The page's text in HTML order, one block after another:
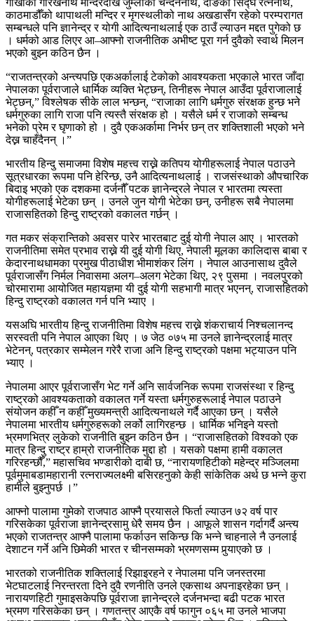
गोर्खाको गोरखनाथ मन्दिरदेखि जुम्लाको चन्दननाथ, दाङको सिद्घ रत्ननाथ,
काठमाडौँको थापाथली मन्दिर र मृगस्थलीको नाथ अखडासँग रहेको परम्परागत
सम्बन्धले पनि ज्ञानेन्द्र र योगी आदित्यनाथलाई एक ठाउँ ल्याउन मद्दत पुगेको छ
। धर्मको आड लिएर आ–आफ्नो राजनीतिक अभीष्ट पूरा गर्न दुवैको स्वार्थ मिलन
भएको बुझ्न कठिन छैन ।
“राजतन्त्रको अन्त्यपछि एकअर्कालाई टेकोको आवश्यकता भएकाले भारत जाँदा
नेपालका पूर्वराजाले धार्मिक व्यक्ति भेट्छन्, तिनीहरू नेपाल आउँदा पूर्वराजालाई
भेट्छन्,” विश्लेषक सीके लाल भन्छन्, “राजाका लागि धर्मगुरु संरक्षक हुन्छ भने
धर्मगुरुका लागि राजा पनि त्यस्तै संरक्षक हो । यसैले धर्म र राजाको सम्बन्ध
भनेको प्रेम र घृणाको हो । दुवै एकअर्कामा निर्भर छन् तर शक्तिशाली भएको भने
देख्न चाहँदैनन् ।”
भारतीय हिन्दु समाजमा विशेष महत्त्व राख्ने कतिपय योगीहरूलाई नेपाल पठाउने
सूत्रधारका रूपमा पनि हेरिन्छ, उनै आदित्यनाथलाई । राजसंस्थाको औपचारिक
बिदाइ भएको एक दशकमा दर्जनौँ पटक ज्ञानेन्द्रले नेपाल र भारतमा त्यस्ता
योगीहरूलाई भेटेका छन् । उनले जुन योगी भेटेका छन्, उनीहरू सबै नेपालमा
राजासहितको हिन्दु राष्ट्रको वकालत गर्छन् ।
गत मकर संक्रान्तिको अवसर पारेर भारतबाट दुई योगी नेपाल आए । भारतको
राजनीतिमा समेत प्रभाव राख्ने यी दुई योगी थिए, नेपाली मूलका कालिदास बाबा र
केदारनाथधामका प्रमुख पीठाधीश भीमाशंकर लिंग । नेपाल आउनासाथ दुवैले
पूर्वराजासँग निर्मल निवासमा अलग–अलग भेटेका थिए, २९ पुसमा । नवलपुरको
चोरमारामा आयोजित महायज्ञमा यी दुई योगी सहभागी मात्र भएनन्, राजासहितको
हिन्दु राष्ट्रको वकालत गर्न पनि भ्याए ।
यसअघि भारतीय हिन्दु राजनीतिमा विशेष महत्त्व राख्ने शंकराचार्य निश्चलानन्द
सरस्वती पनि नेपाल आएका थिए । ७ जेठ ०७५ मा उनले ज्ञानेन्द्रलाई मात्र
भेटेनन्, पत्रकार सम्मेलन गरेरै राजा अनि हिन्दु राष्ट्रको पक्षमा भट्याउन पनि
भ्याए ।
नेपालमा आएर पूर्वराजासँग भेट गर्ने अनि सार्वजनिक रूपमा राजसंस्था र हिन्दु
राष्ट्रको आवश्यकताको वकालत गर्ने यस्ता धर्मगुरुहरूलाई नेपाल पठाउने
संयोजन कहीँ न कहीँ मुख्यमन्त्री आदित्यनाथले गर्दै आएका छन् । यसैले
नेपालमा भारतीय धर्मगुरुहरूको लर्को लागिरहन्छ । धार्मिक भनिइने यस्तो
भ्रमणभित्र लुकेको राजनीति बुझ्न कठिन छैन । “राजासहितको विश्वको एक
मात्र हिन्दु राष्ट्र हाम्रो राजनीतिक मुद्दा हो । यसको पक्षमा हामी वकालत
गरिरहन्छौँ,” महासचिव भण्डारीको दाबी छ, “नारायणहिटीको महेन्द्र मञ्जिलमा
पूर्वमुमाबडामहारानी रत्नराज्यलक्ष्मी बसिरहनुको केही सांकेतिक अर्थ छ भन्ने कुरा
हामीले बुझ्नुपर्छ ।”
आफ्नो पालामा गुमेको राजपाठ आफ्नै प्रयासले फिर्ता ल्याउन ७२ वर्ष पार
गरिसकेका पूर्वराजा ज्ञानेन्द्रसामु धेरै समय छैन । आफूले शासन गर्दागर्दै अन्त्य
भएको राजतन्त्र आफ्नै पालामा फर्काउन सकिन्छ कि भन्ने चाहनाले नै उनलाई
देशाटन गर्ने अनि छिमेकी भारत र चीनसम्मको भ्रमणसम्म पुर्‍याएको छ ।
भारतको राजनीतिक शक्तिलाई रिझाइरहने र नेपालमा पनि जनस्तरमा
भेटघाटलाई निरन्तरता दिने दुवै रणनीति उनले एकसाथ अपनाइरहेका छन् ।
नारायणहिटी गुमाइसकेपछि पूर्वराजा ज्ञानेन्द्रले दर्जनभन्दा बढी पटक भारत
भ्रमण गरिसकेका छन् । गणतन्त्र आएकै वर्ष फागुन ०६५ मा उनले भाजपा